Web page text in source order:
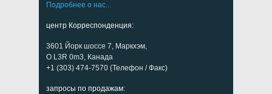
Подробнее о нас...
центр Корреспонденция:
3601 Йорк шоссе 7, Маркхэм,
О L3R 0m3, Канада
+1 (303) 474-7570 (Телефон / Факс)
запросы по продажам: